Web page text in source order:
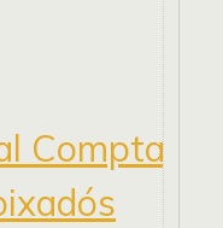
Comptable